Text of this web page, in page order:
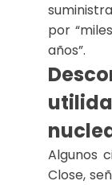
por
años”.
Algunos
Close,